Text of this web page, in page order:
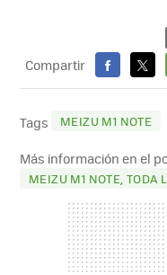
Compartir
FACEBOOK
X
Tags MEIZU M1 NOTE
Más información en el
MEIZU M1 NOTE, TODA